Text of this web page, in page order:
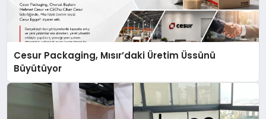
Cesur Packaging, Mısır’daki Üretim Üssünü
Büyütüyor